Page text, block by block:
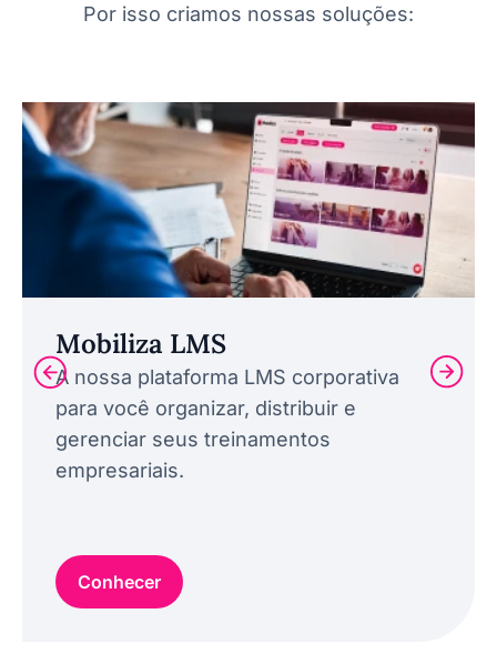
Por isso criamos nossas soluções:
Mobiliza LMS
A nossa plataforma LMS corporativa
para você organizar, distribuir e
gerenciar seus treinamentos
empresariais.
Conhecer